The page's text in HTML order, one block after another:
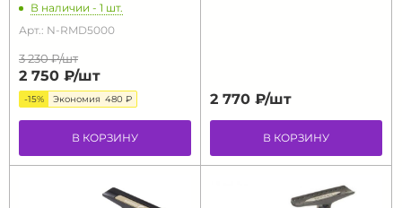
В наличии - 1 шт.
Арт.: N-RMD5000
3 230 ₽/шт
2 750 ₽/шт
-15% Экономия 480 ₽
В КОРЗИНУ
2 770 ₽/шт
В КОРЗИНУ